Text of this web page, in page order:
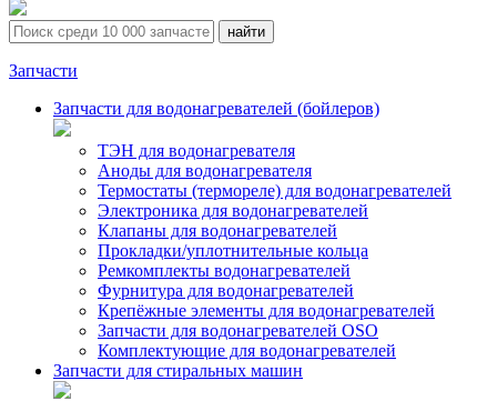
Запчасти
Запчасти для водонагревателей (бойлеров)
ТЭН для водонагревателя
Аноды для водонагревателя
Термостаты (термореле) для водонагревателей
Электроника для водонагревателей
Клапаны для водонагревателей
Прокладки/уплотнительные кольца
Ремкомплекты водонагревателей
Фурнитура для водонагревателей
Крепёжные элементы для водонагревателей
Запчасти для водонагревателей OSO
Комплектующие для водонагревателей
Запчасти для стиральных машин